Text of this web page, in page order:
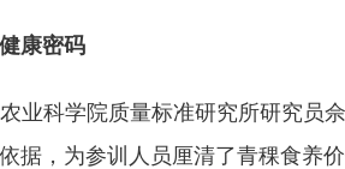
康密码
科学院质量标准研究所研究员
据，为参训人员厘清了青稞食养